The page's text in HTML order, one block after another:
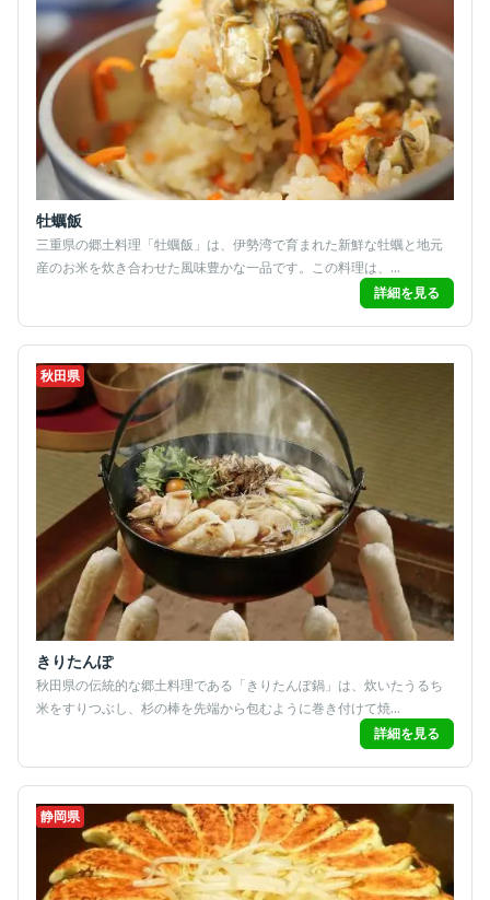
牡蠣飯
三重県の郷土料理「牡蠣飯」は、伊勢湾で育まれた新鮮な牡蠣と地元
産のお米を炊き合わせた風味豊かな一品です。この料理は、...
詳細を見る
秋田県
きりたんぽ
秋田県の伝統的な郷土料理である「きりたんぽ鍋」は、炊いたうるち
米をすりつぶし、杉の棒を先端から包むように巻き付けて焼...
詳細を見る
静岡県